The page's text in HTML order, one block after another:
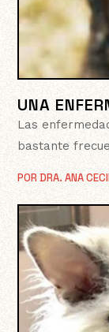
UNA
PORDRA. ANA
Las
bastante